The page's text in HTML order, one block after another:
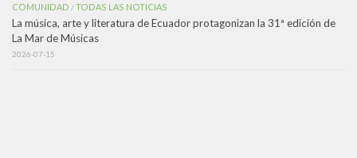
COMUNIDAD /TODAS LAS NOTICIAS
La música, arte y literatura de Ecuador protagonizan la 31ª edición de
La Mar de Músicas
2026-07-15